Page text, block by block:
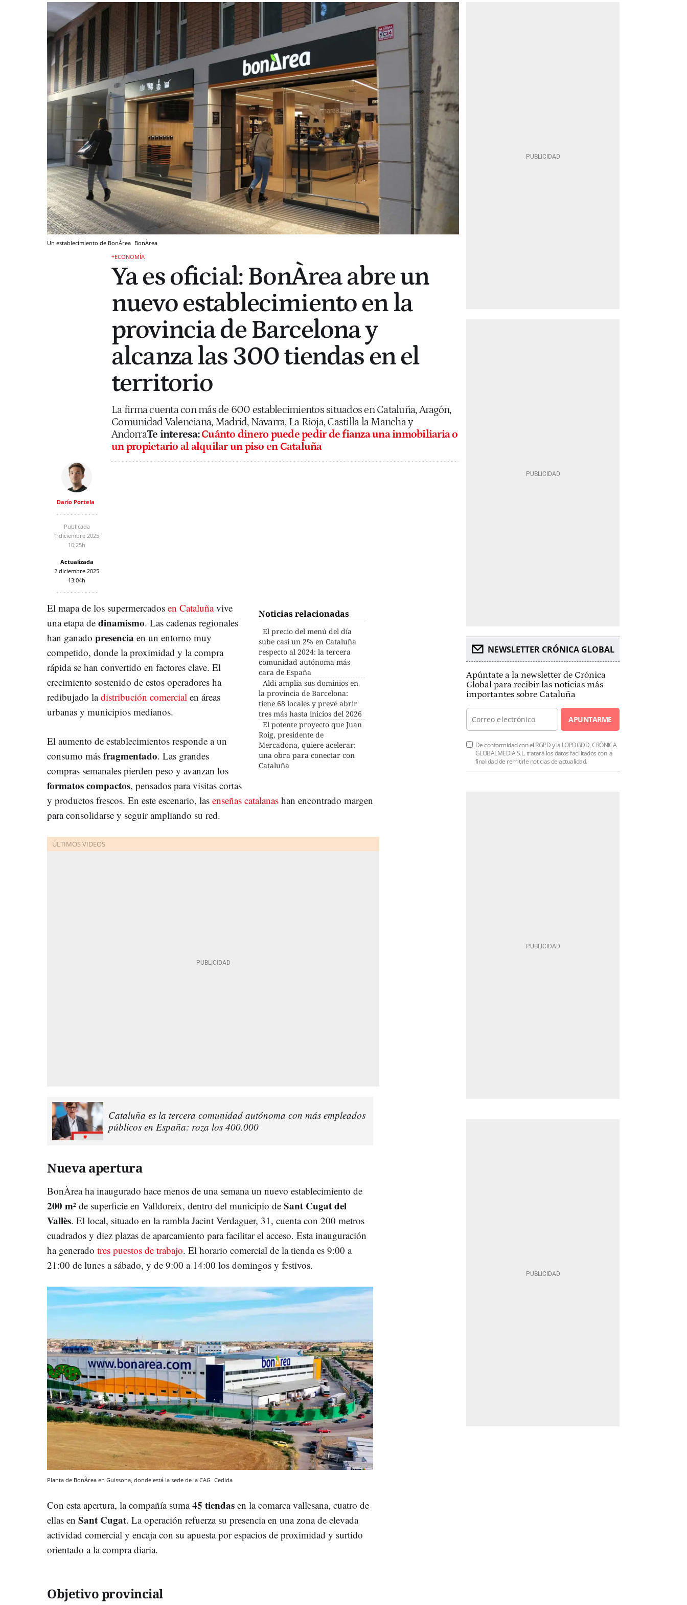
Un establecimiento de BonÀrea BonÀrea
+ECONOMÍA
Ya es oficial: BonÀrea abre un
nuevo establecimiento en la
provincia de Barcelona y
alcanza las 300 tiendas en el
territorio
La firma cuenta con más de 600 establecimientos situados en Cataluña, Aragón,
Comunidad Valenciana, Madrid, Navarra, La Rioja, Castilla la Mancha y
AndorraTe interesa:Cuánto dinero puede pedir de fianza una inmobiliaria o
un propietario al alquilar un piso en Cataluña
Darío Portela
Publicada
1 diciembre 2025
10:25h
Actualizada
2 diciembre 2025
13:04h
Noticias relacionadas
El precio del menú del día
sube casi un 2% en Cataluña
respecto al 2024: la tercera
comunidad autónoma más
cara de España
Aldi amplia sus dominios en
la provincia de Barcelona:
tiene 68 locales y prevé abrir
tres más hasta inicios del 2026
El potente proyecto que Juan
Roig, presidente de
Mercadona, quiere acelerar:
una obra para conectar con
Cataluña
El mapa de los supermercados en Cataluñavive
una etapa de dinamismo. Las cadenas regionales
han ganado presencia en un entorno muy
competido, donde la proximidad y la compra
rápida se han convertido en factores clave. El
crecimiento sostenido de estos operadores ha
redibujado ladistribución comercial en áreas
urbanas y municipios medianos.
El aumento de establecimientos responde a un
consumo más fragmentado. Las grandes
compras semanales pierden peso y avanzan los
formatos compactos, pensados para visitas cortas
y productos frescos. En este escenario, las enseñas catalanas han encontrado margen
para consolidarse y seguir ampliando su red.
Cataluña es la tercera comunidad autónoma con más empleados
públicos en España: roza los 400.000
Nueva apertura
BonÀrea ha inaugurado hace menos de una semana un nuevo establecimiento de
200 m² de superficie en Valldoreix, dentro del municipio de Sant Cugat del
Vallès. El local, situado en la rambla Jacint Verdaguer, 31, cuenta con 200 metros
cuadrados y diez plazas de aparcamiento para facilitar el acceso. Esta inauguración
ha generado tres puestos de trabajo. El horario comercial de la tienda es 9:00 a
21:00 de lunes a sábado, y de 9:00 a 14:00 los domingos y festivos.
Planta de BonÀrea en Guissona, donde está la sede de la CAG Cedida
Con esta apertura, la compañía suma45 tiendas en la comarca vallesana, cuatro de
ellas en Sant Cugat. La operación refuerza su presencia en una zona de elevada
actividad comercial y encaja con su apuesta por espacios de proximidad y surtido
orientado a la compra diaria.
Objetivo provincial
NEWSLETTER CRÓNICA GLOBAL
Apúntate a la newsletter de Crónica
Global para recibir las noticias más
importantes sobre Cataluña
APUNTARME
De conformidad con el RGPD y la LOPDGDD, CRÓNICA
GLOBALMEDIA S.L. tratará los datos facilitados con la
finalidad de remitirle noticias de actualidad.